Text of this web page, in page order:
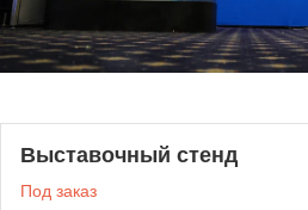
Выставочный стенд
Под заказ